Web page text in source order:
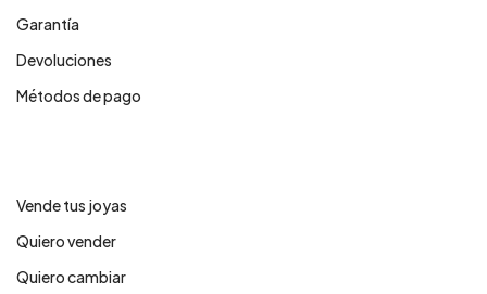
Garantía
Devoluciones
Métodos de pago
Vende tus joyas
Quiero vender
Quiero cambiar